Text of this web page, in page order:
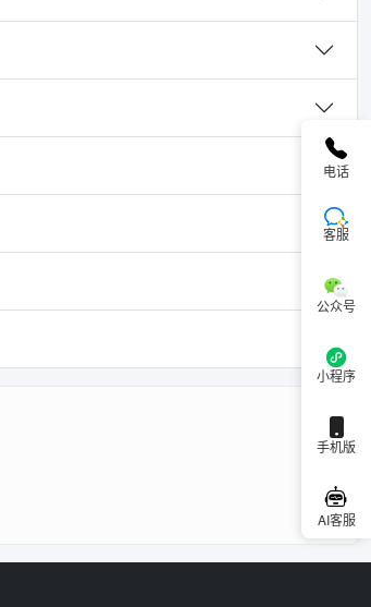
电话
客服
公众号
小程序
手机版
AI客服